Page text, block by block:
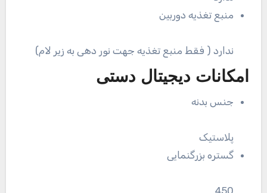
منبع تغذیه دوربین
ندارد ( فقط منبع تغذیه جهت نور دهی به زیر لام)
امکانات دیجیتال دستی
جنس بدنه
پلاستیک
گستره بزرگنمایی
450